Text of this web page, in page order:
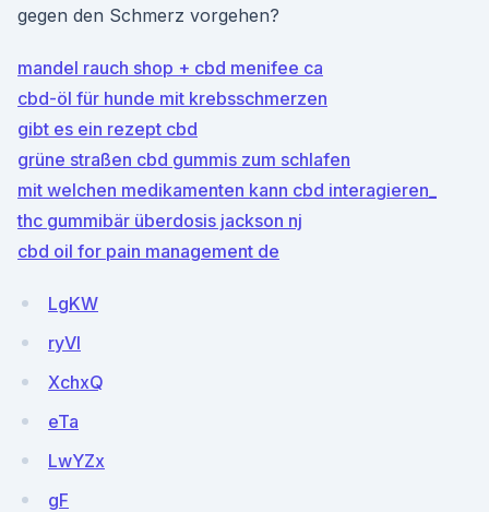
gegen den Schmerz vorgehen?
mandel rauch shop + cbd menifee ca
cbd-öl für hunde mit krebsschmerzen
gibt es ein rezept cbd
grüne straßen cbd gummis zum schlafen
mit welchen medikamenten kann cbd interagieren_
thc gummibär überdosis jackson nj
cbd oil for pain management de
LgKW
ryVI
XchxQ
eTa
LwYZx
gF